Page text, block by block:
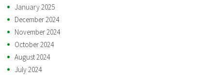
January 2025
December 2024
November 2024
October 2024
August 2024
July 2024